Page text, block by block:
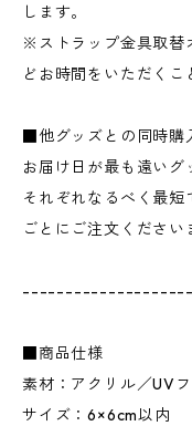
します。
※ストラップ金具取替
どお時間をいただくこ
■他グッズとの同時購
お届け日が最も遠いグ
それぞれなるべく最
ごとにご注文ください
■商品仕様
素材：アクリル／UV
サイズ：6×6cm以内